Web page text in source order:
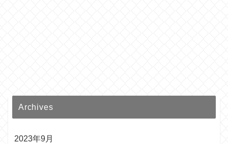
Archives
2023年9月